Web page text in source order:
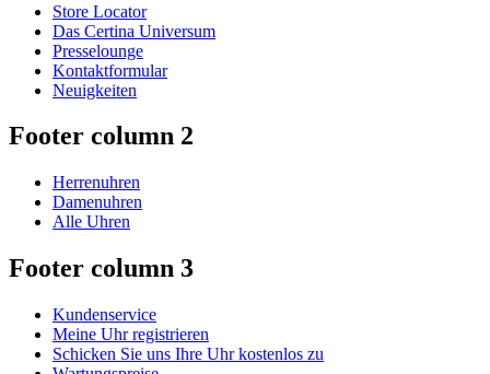
Store Locator
Das Certina Universum
Presselounge
Kontaktformular
Neuigkeiten
Footer column 2
Herrenuhren
Damenuhren
Alle Uhren
Footer column 3
Kundenservice
Meine Uhr registrieren
Schicken Sie uns Ihre Uhr kostenlos zu